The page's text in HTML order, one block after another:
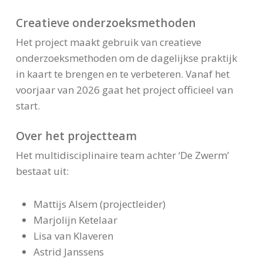
Creatieve onderzoeksmethoden
Het project maakt gebruik van creatieve
onderzoeksmethoden om de dagelijkse praktijk
in kaart te brengen en te verbeteren. Vanaf het
voorjaar van 2026 gaat het project officieel van
start.
Over het projectteam
Het multidisciplinaire team achter ‘De Zwerm’
bestaat uit:
Mattijs Alsem (projectleider)
Marjolijn Ketelaar
Lisa van Klaveren
Astrid Janssens